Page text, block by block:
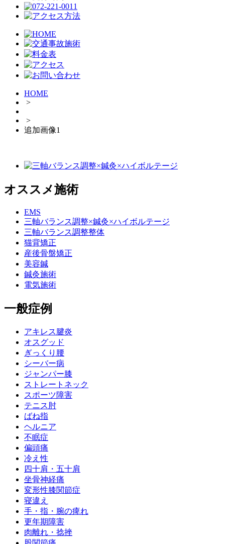
HOME
>
>
追加画像1
オススメ施術
EMS
三軸バランス調整×鍼灸×ハイボルテージ
三軸バランス調整整体
猫背矯正
産後骨盤矯正
美容鍼
鍼灸施術
電気施術
一般症例
アキレス腱炎
オスグッド
ぎっくり腰
シーバー病
ジャンパー膝
ストレートネック
スポーツ障害
テニス肘
ばね指
ヘルニア
不眠症
偏頭痛
冷え性
四十肩・五十肩
坐骨神経痛
変形性膝関節症
寝違え
手・指・腕の痺れ
更年期障害
肉離れ・捻挫